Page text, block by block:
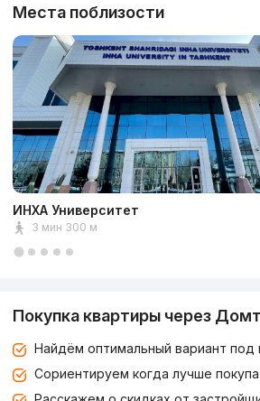
Места поблизости
ИНХА Университет
3 мин 300 м
Покупка квартиры через
Найдём оптимальный вариант под
Сориентируем когда лучше